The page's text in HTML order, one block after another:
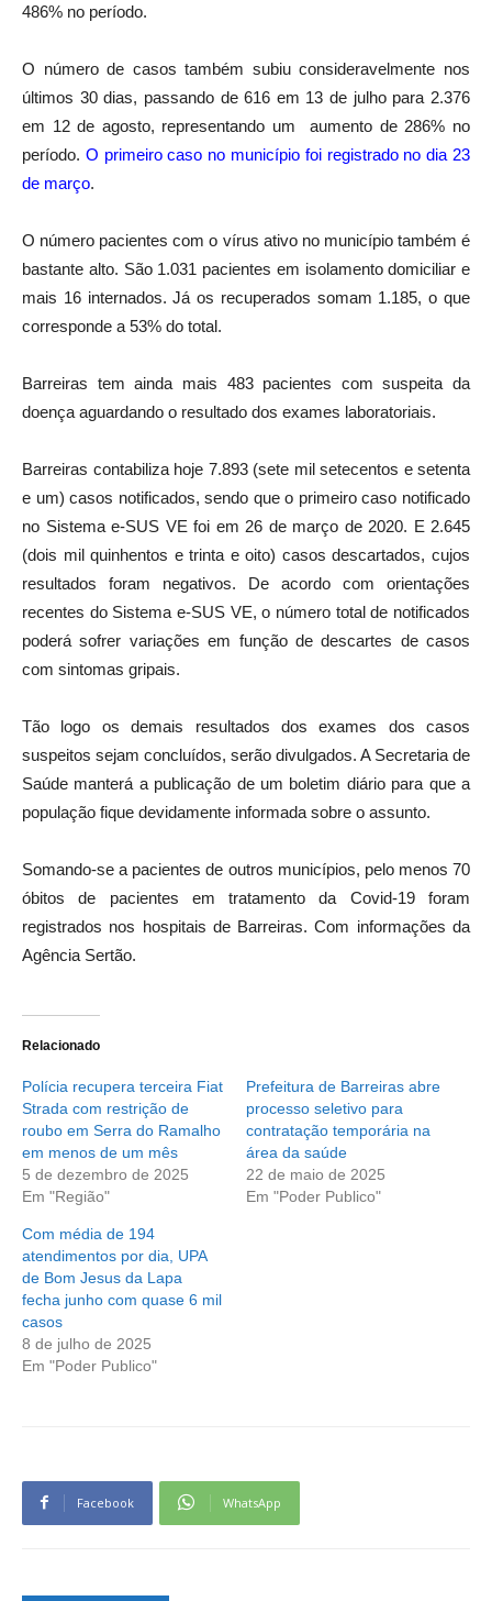
486% no período.
O número de casos também subiu consideravelmente nos
últimos 30 dias, passando de 616 em 13 de julho para 2.376
em 12 de agosto, representando um aumento de 286% no
período. O primeiro caso no município foi registrado no dia 23
de março.
O número pacientes com o vírus ativo no município também é
bastante alto. São 1.031 pacientes em isolamento domiciliar e
mais 16 internados. Já os recuperados somam 1.185, o que
corresponde a 53% do total.
Barreiras tem ainda mais 483 pacientes com suspeita da
doença aguardando o resultado dos exames laboratoriais.
Barreiras contabiliza hoje 7.893 (sete mil setecentos e setenta
e um) casos notificados, sendo que o primeiro caso notificado
no Sistema e-SUS VE foi em 26 de março de 2020. E 2.645
(dois mil quinhentos e trinta e oito) casos descartados, cujos
resultados foram negativos. De acordo com orientações
recentes do Sistema e-SUS VE, o número total de notificados
poderá sofrer variações em função de descartes de casos
com sintomas gripais.
Tão logo os demais resultados dos exames dos casos
suspeitos sejam concluídos, serão divulgados. A Secretaria de
Saúde manterá a publicação de um boletim diário para que a
população fique devidamente informada sobre o assunto.
Somando-se a pacientes de outros municípios, pelo menos 70
óbitos de pacientes em tratamento da Covid-19 foram
registrados nos hospitais de Barreiras. Com informações da
Agência Sertão.
Relacionado
Polícia recupera terceira Fiat
Strada com restrição de
roubo em Serra do Ramalho
em menos de um mês
5 de dezembro de 2025
Em "Região"
Prefeitura de Barreiras abre
processo seletivo para
contratação temporária na
área da saúde
22 de maio de 2025
Em "Poder Publico"
Com média de 194
atendimentos por dia, UPA
de Bom Jesus da Lapa
fecha junho com quase 6 mil
casos
8 de julho de 2025
Em "Poder Publico"
Facebook WhatsApp